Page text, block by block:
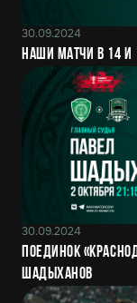
30.09.2024
Наши матчи в 14 и
30.09.2024
Поединок
Шадыханов